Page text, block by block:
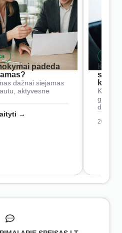
padeda
dažnai siejamas
aktyvesne
→
Kaip
2026-